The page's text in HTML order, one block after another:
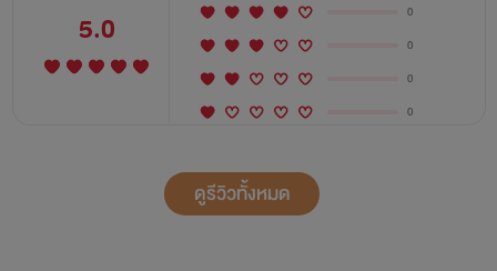
5.0
0
0
0
0
ดูรีวิวทั้งหมด